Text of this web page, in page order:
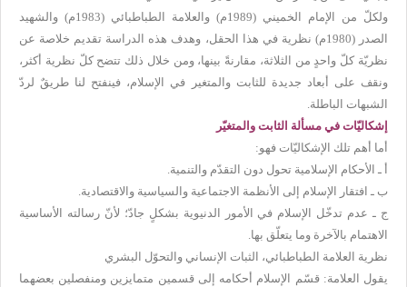
ولكلّ من الإمام الخميني (1989م) والعلامة الطباطبائي (1983م) والشهيد
الصدر (1980م) نظرية في هذا الحقل، وهدف هذه الدراسة تقديم خلاصة عن
نظريّة كلّ واحدٍ من الثلاثة، مقارنةً بينها، ومن خلال ذلك تتضح كلّ نظرية أكثر،
ونقف على أبعاد جديدة للثابت والمتغير في الإسلام، فينفتح لنا طريقٌ لردّ
الشبهات الباطلة.
إشكاليّات في مسألة الثابت والمتغيّر
أما أهم تلك الإشكاليّات فهو:
أ ـ الأحكام الإسلامية تحول دون التقدّم والتنمية.
ب ـ افتقار الإسلام إلى الأنظمة الاجتماعية والسياسية والاقتصادية.
ج ـ عدم تدخّل الإسلام في الأمور الدنيوية بشكلٍ جادّ؛ لأنّ رسالته الأساسية
الاهتمام بالآخرة وما يتعلّق بها.
نظرية العلامة الطباطبائي، الثبات الإنساني والتحوّل البشري
يقول العلامة: قسّم الإسلام أحكامه إلى قسمين متمايزين ومنفصلين بعضهما